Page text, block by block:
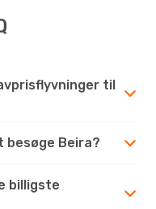
til
besøge Beira?
billigste